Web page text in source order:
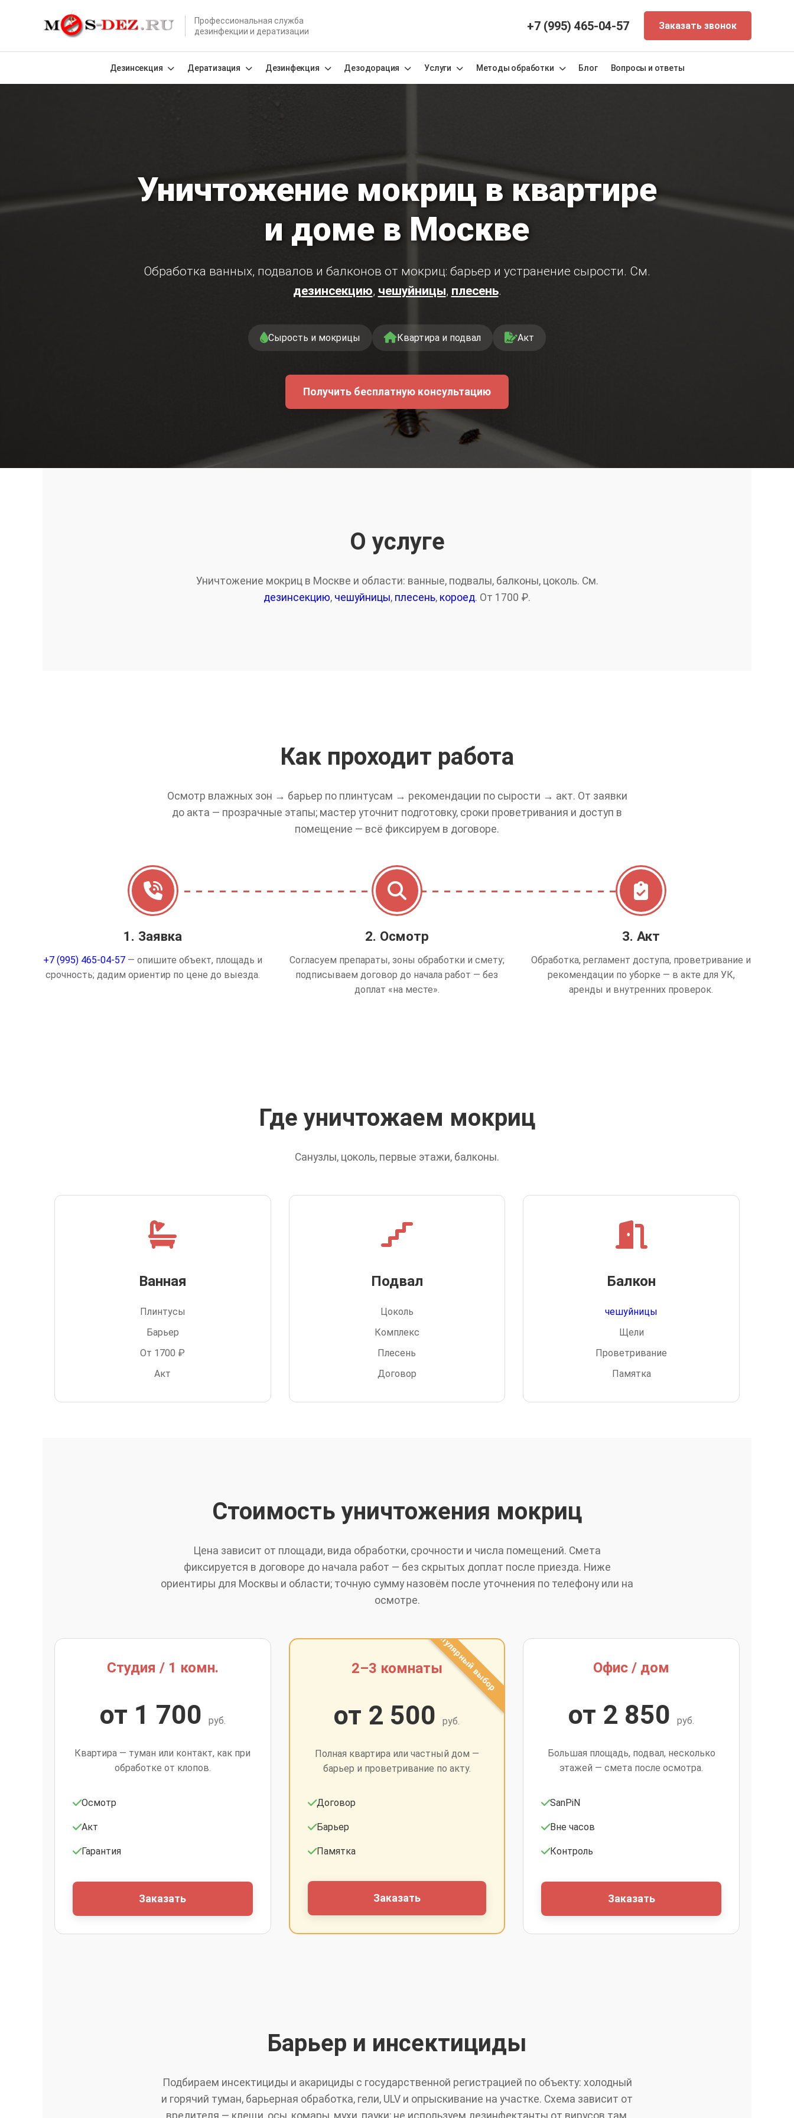
Профессиональная служба
дезинфекции и дератизации
+7 (995) 465-04-57 Заказать звонок
Дезинсекция Дератизация Дезинфекция Дезодорация Услуги Методы обработки Блог Вопросы и ответы
Уничтожение мокриц в квартире
и доме в Москве
Обработка ванных, подвалов и балконов от мокриц: барьер и устранение сырости. См.
дезинсекцию, чешуйницы, плесень.
Сырость и мокрицы Квартира и подвал Акт
Получить бесплатную консультацию
О услуге
Уничтожение мокриц в Москве и области: ванные, подвалы, балконы, цоколь. См.
дезинсекцию, чешуйницы, плесень, короед. От 1700 ₽.
Как проходит работа
Осмотр влажных зон → барьер по плинтусам → рекомендации по сырости → акт. От заявки
до акта — прозрачные этапы; мастер уточнит подготовку, сроки проветривания и доступ в
помещение — всё фиксируем в договоре.
1. Заявка
+7 (995) 465-04-57 — опишите объект, площадь и
срочность; дадим ориентир по цене до выезда.
2. Осмотр
Согласуем препараты, зоны обработки и смету;
подписываем договор до начала работ — без
доплат «на месте».
3. Акт
Обработка, регламент доступа, проветривание и
рекомендации по уборке — в акте для УК,
аренды и внутренних проверок.
Где уничтожаем мокриц
Санузлы, цоколь, первые этажи, балконы.
Ванная
Плинтусы
Барьер
От 1700 ₽
Акт
Подвал
Цоколь
Комплекс
Плесень
Договор
Балкон
чешуйницы
Щели
Проветривание
Памятка
Стоимость уничтожения мокриц
Цена зависит от площади, вида обработки, срочности и числа помещений. Смета
фиксируется в договоре до начала работ — без скрытых доплат после приезда. Ниже
ориентиры для Москвы и области; точную сумму назовём после уточнения по телефону или на
осмотре.
Студия / 1 комн.
от 1 700 руб.
Квартира — туман или контакт, как при
обработке от клопов.
Осмотр
Акт
Гарантия
Заказать
2–3 комнаты
от 2 500руб.
Полная квартира или частный дом —
барьер и проветривание по акту.
Договор
Барьер
Памятка
Заказать
Офис / дом
от 2 850руб.
Большая площадь, подвал, несколько
этажей — смета после осмотра.
SanPiN
Вне часов
Контроль
Заказать
Барьер и инсектициды
Подбираем инсектициды и акарициды с государственной регистрацией по объекту: холодный
и горячий туман, барьерная обработка, гели, ULV и опрыскивание на участке. Схема зависит от